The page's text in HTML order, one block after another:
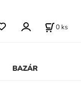
BAZÁR
0 ks